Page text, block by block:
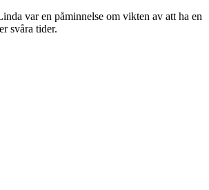
var en påminnelse om vikten av att ha en
svåra tider.